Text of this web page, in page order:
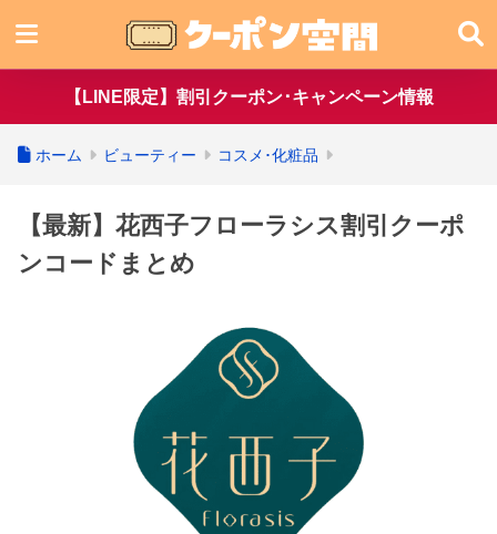
【LINE限定】割引クーポン･キャンペーン情報
ホーム ビューティー コスメ･化粧品
【最新】花西子フローラシス割引クーポ
ンコードまとめ